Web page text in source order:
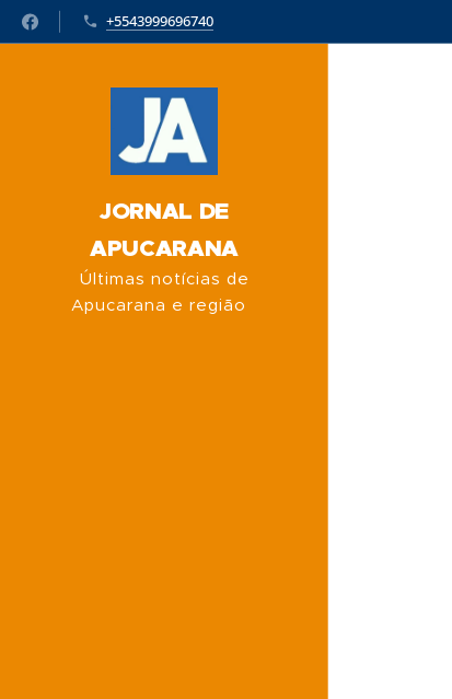
+5543999696740
JORNAL DE
APUCARANA
Últimas notícias de
Apucarana e região